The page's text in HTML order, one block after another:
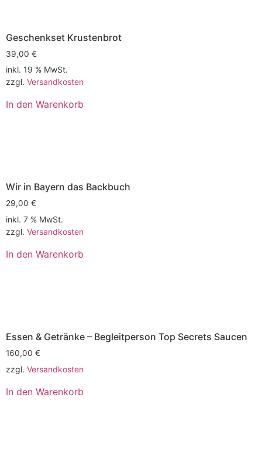
Geschenkset Krustenbrot
39,00 €
inkl. 19 % MwSt.
zzgl. Versandkosten
In den Warenkorb
Wir in Bayern das Backbuch
29,00 €
inkl. 7 % MwSt.
zzgl. Versandkosten
In den Warenkorb
Essen & Getränke – Begleitperson Top Secrets Saucen
160,00 €
zzgl. Versandkosten
In den Warenkorb